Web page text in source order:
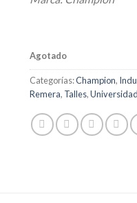
Agotado
Categorías:Champion,
Remera, Talles,Universidad